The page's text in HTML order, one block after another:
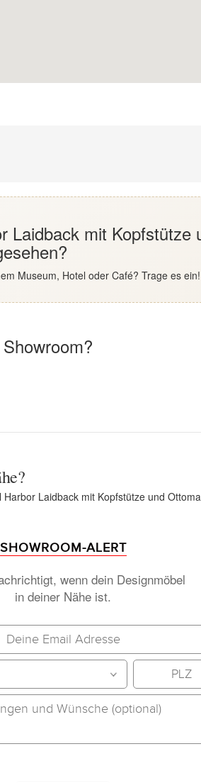
Laidback mit Kopfstütze
Museum, Hotel oder Café? Trage es ein!
Laidback mit Kopfstütze und
SHOWROOM-ALERT
wenn dein Designmöbel
in deiner Nähe ist.